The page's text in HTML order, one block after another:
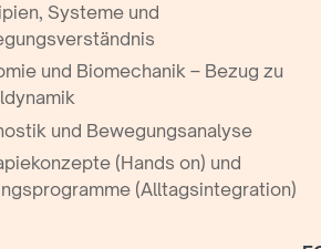
Systeme und
und Biomechanik – Bezug zu
und Bewegungsanalyse
(Hands on) und
(Alltagsintegration)